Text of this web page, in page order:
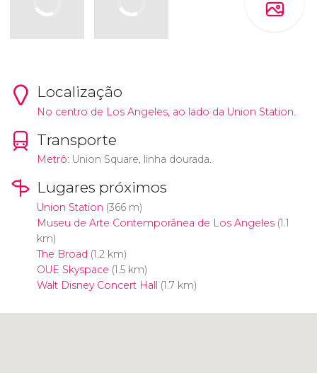
Localização
No centro de Los Angeles, ao lado da Union Station.
Transporte
Metrô: Union Square, linha dourada.
Lugares próximos
Union Station (366 m)
Museu de Arte Contemporânea de Los Angeles(1.1
km)
The Broad (1.2 km)
OUE Skyspace (1.5 km)
Walt Disney Concert Hall (1.7 km)